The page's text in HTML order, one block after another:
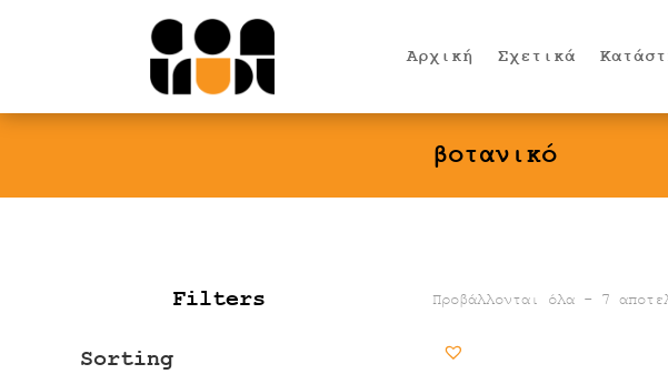
Αρχική Σχετικά
βοτανικό
Filters
Sorting
Προβάλλονται όλα - 7